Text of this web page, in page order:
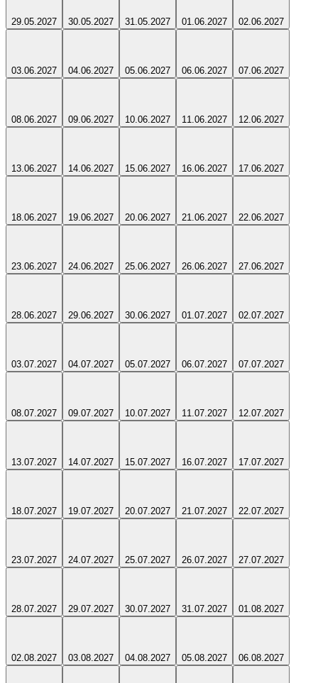
29.05.2027 30.05.2027 31.05.2027 01.06.2027 02.06.2027
03.06.2027 04.06.2027 05.06.2027 06.06.2027 07.06.2027
08.06.2027 09.06.2027 10.06.2027 11.06.2027 12.06.2027
13.06.2027 14.06.2027 15.06.2027 16.06.2027 17.06.2027
18.06.2027 19.06.2027 20.06.2027 21.06.2027 22.06.2027
23.06.2027 24.06.2027 25.06.2027 26.06.2027 27.06.2027
28.06.2027 29.06.2027 30.06.2027 01.07.2027 02.07.2027
03.07.2027 04.07.2027 05.07.2027 06.07.2027 07.07.2027
08.07.2027 09.07.2027 10.07.2027 11.07.2027 12.07.2027
13.07.2027 14.07.2027 15.07.2027 16.07.2027 17.07.2027
18.07.2027 19.07.2027 20.07.2027 21.07.2027 22.07.2027
23.07.2027 24.07.2027 25.07.2027 26.07.2027 27.07.2027
28.07.2027 29.07.2027 30.07.2027 31.07.2027 01.08.2027
02.08.2027 03.08.2027 04.08.2027 05.08.2027 06.08.2027